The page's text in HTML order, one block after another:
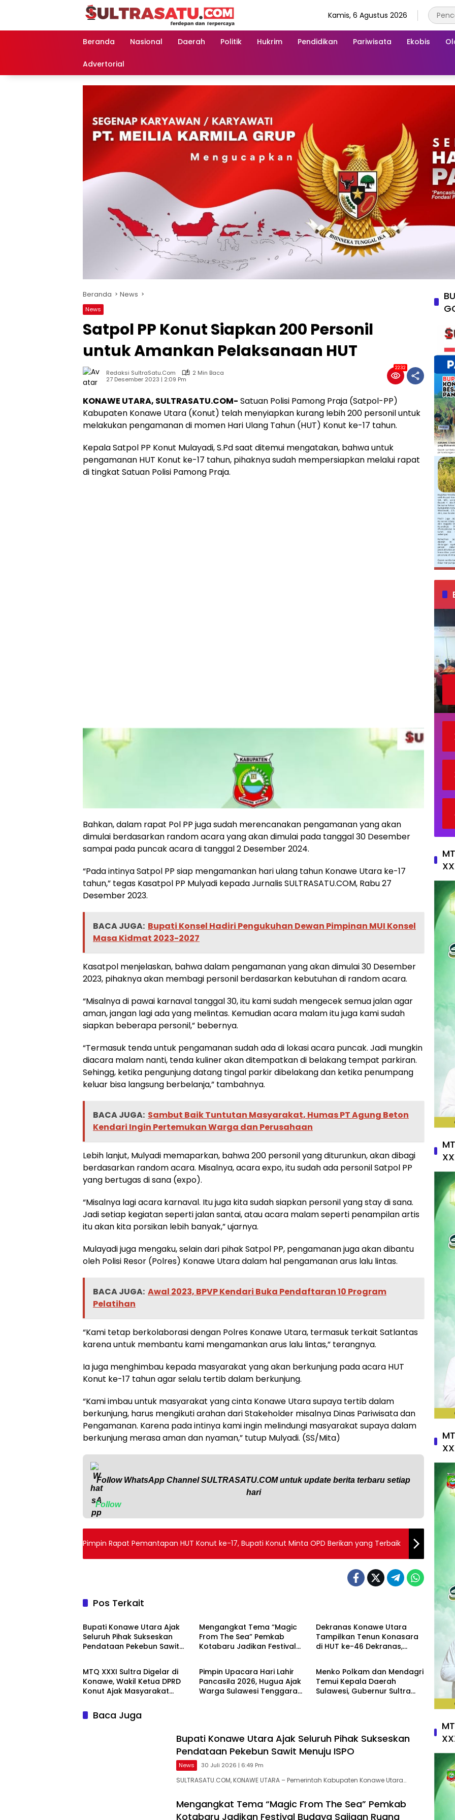
Kamis, 6 Agustus 2026
Beranda Nasional Daerah Politik Hukrim Pendidikan Pariwisata Ekobis
Advertorial
Beranda News
News
Satpol PP Konut Siapkan 200 Personil
untuk Amankan Pelaksanaan HUT
Redaksi SultraSatu.Com
2 Min Baca
27 Desember 2023 | 2:09 Pm
2232
KONAWE UTARA, SULTRASATU.COM- Satuan Polisi Pamong Praja (Satpol-PP)
Kabupaten Konawe Utara (Konut) telah menyiapkan kurang lebih 200 personil untuk
melakukan pengamanan di momen Hari Ulang Tahun (HUT) Konut ke-17 tahun.
Kepala Satpol PP Konut Mulayadi, S.Pd saat ditemui mengatakan, bahwa untuk
pengamanan HUT Konut ke-17 tahun, pihaknya sudah mempersiapkan melalui rapat
di tingkat Satuan Polisi Pamong Praja.
Bahkan, dalam rapat Pol PP juga sudah merencanakan pengamanan yang akan
dimulai berdasarkan random acara yang akan dimulai pada tanggal 30 Desember
sampai pada puncak acara di tanggal 2 Desember 2024.
“Pada intinya Satpol PP siap mengamankan hari ulang tahun Konawe Utara ke-17
tahun,” tegas Kasatpol PP Mulyadi kepada Jurnalis SULTRASATU.COM, Rabu 27
Desember 2023.
BACA JUGA: Bupati Konsel Hadiri Pengukuhan Dewan Pimpinan MUI Konsel
Masa Kidmat 2023-2027
Kasatpol menjelaskan, bahwa dalam pengamanan yang akan dimulai 30 Desember
2023, pihaknya akan membagi personil berdasarkan kebutuhan di random acara.
“Misalnya di pawai karnaval tanggal 30, itu kami sudah mengecek semua jalan agar
aman, jangan lagi ada yang melintas. Kemudian acara malam itu juga kami sudah
siapkan beberapa personil,” bebernya.
“Termasuk tenda untuk pengamanan sudah ada di lokasi acara puncak. Jadi mungkin
diacara malam nanti, tenda kuliner akan ditempatkan di belakang tempat parkiran.
Sehingg, ketika pengunjung datang tingal parkir dibelakang dan ketika penumpang
keluar bisa langsung berbelanja,” tambahnya.
BACA JUGA: Sambut Baik Tuntutan Masyarakat, Humas PT Agung Beton
Kendari Ingin Pertemukan Warga dan Perusahaan
Lebih lanjut, Mulyadi memaparkan, bahwa 200 personil yang diturunkun, akan dibagi
berdasarkan random acara. Misalnya, acara expo, itu sudah ada personil Satpol PP
yang bertugas di sana (expo).
“Misalnya lagi acara karnaval. Itu juga kita sudah siapkan personil yang stay di sana.
Jadi setiap kegiatan seperti jalan santai, atau acara malam seperti penampilan artis
itu akan kita porsikan lebih banyak,” ujarnya.
Mulayadi juga mengaku, selain dari pihak Satpol PP, pengamanan juga akan dibantu
oleh Polisi Resor (Polres) Konawe Utara dalam hal pengamanan arus lalu lintas.
BACA JUGA: Awal 2023, BPVP Kendari Buka Pendaftaran 10 Program
Pelatihan
“Kami tetap berkolaborasi dengan Polres Konawe Utara, termasuk terkait Satlantas
karena untuk membantu kami mengamankan arus lalu lintas,” terangnya.
Ia juga menghimbau kepada masyarakat yang akan berkunjung pada acara HUT
Konut ke-17 tahun agar selalu tertib dalam berkunjung.
“Kami imbau untuk masyarakat yang cinta Konawe Utara supaya tertib dalam
berkunjung, harus mengikuti arahan dari Stakeholder misalnya Dinas Pariwisata dan
Pengamanan. Karena pada intinya kami ingin melindungi masyarakat supaya dalam
berkunjung merasa aman dan nyaman,” tutup Mulyadi. (SS/Mita)
Follow WhatsApp ChannelSULTRASATU.COMuntuk update berita terbaru setiap
hari
Follow
Pimpin Rapat Pemantapan HUT Konut ke-17, Bupati Konut Minta OPD Berikan yang Terbaik
Pos Terkait
News
Bupati Konawe Utara Ajak
Seluruh Pihak Sukseskan
Pendataan Pekebun Sawit
Mengangkat Tema “Magic
From The Sea” Pemkab
Kotabaru Jadikan Festival
Budaya Bajau
Dekranas Konawe Utara
Tampilkan Tenun Konasara
di HUT ke-46 Dekranas,
News
MTQ XXXI Sultra Digelar di
Konawe, Wakil Ketua DPRD
Konut Ajak Masyarakat
Daerah
Pimpin Upacara Hari Lahir
Pancasila 2026, Hugua Ajak
Warga Sulawesi Tenggara
Daerah
Menko Polkam dan Mendagri
Temui Kepala Daerah
Sulawesi, Gubernur Sultra
Baca Juga
Bupati Konawe Utara Ajak Seluruh Pihak Sukseskan
Pendataan Pekebun Sawit Menuju ISPO
News 30 Juli 2026 | 6:49 Pm
SULTRASATU.COM, KONAWE UTARA – Pemerintah Kabupaten Konawe Utara…
Mengangkat Tema “Magic From The Sea” Pemkab
Kotabaru Jadikan Festival Budaya Saijaan Ruang